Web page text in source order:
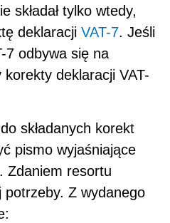
składał tylko wtedy,
deklaracji VAT-7. Jeśli
7 odbywa się na
korekty deklaracji VAT-
składanych korekt
pismo wyjaśniające
Zdaniem resortu
Z wydanego